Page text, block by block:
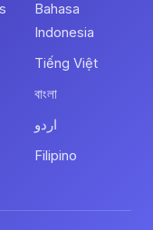
Bahasa
Indonesia
Tiếng Việt
বাংলা
اردو
Filipino